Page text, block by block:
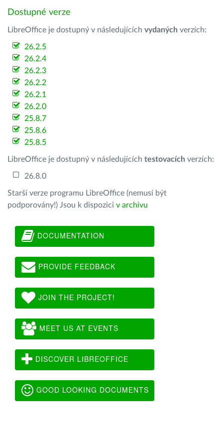
Dostupné verze
LibreOffice je dostupný v následujících vydaných verzích:
26.2.5
26.2.4
26.2.3
26.2.2
26.2.1
26.2.0
25.8.7
25.8.6
25.8.5
LibreOffice je dostupný v následujících testovacích verzích:
26.8.0
Starší verze programu LibreOffice (nemusí být
podporovány!) Jsou k dispozici v archivu
DOCUMENTATION
PROVIDE FEEDBACK
JOIN THE PROJECT!
MEET US AT EVENTS
DISCOVER LIBREOFFICE
GOOD LOOKING DOCUMENTS